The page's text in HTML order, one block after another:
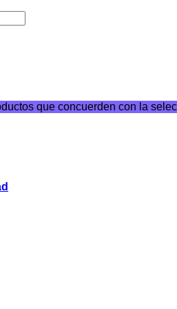
que concuerden con la